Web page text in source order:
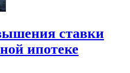
ставки
ипотеке